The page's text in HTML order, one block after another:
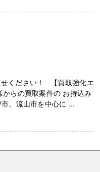
ください！ 【買取強化エ
らの買取案件の お持込み
、流山市を中心に ...